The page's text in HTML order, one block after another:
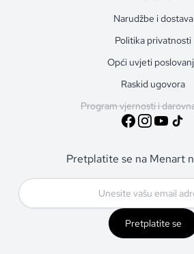
Narudžbe i dostava
Politika privatnosti
Opći uvjeti
Raskid ugovora
Program vjernosti i
Pretplatite se na Menart
Pretplatite se